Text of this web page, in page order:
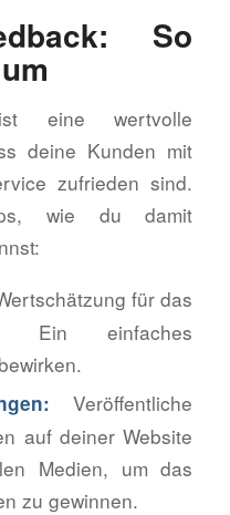
So
eine wertvolle
deine Kunden mit
zufrieden sind.
wie du damit
für das
Ein einfaches
Veröffentliche
auf deiner Website
Medien, um das
zu gewinnen.